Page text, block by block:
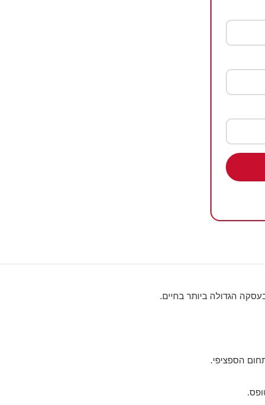
הגדולה ביותר בחיים.
הספציפי.